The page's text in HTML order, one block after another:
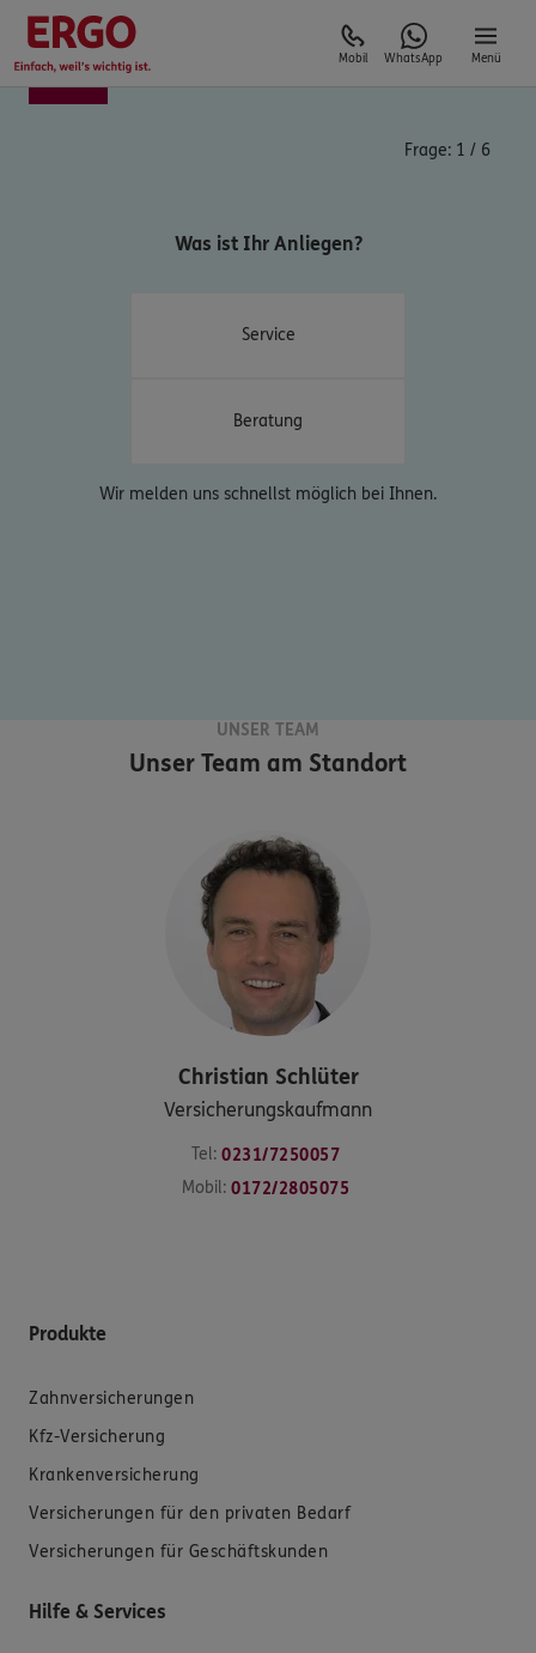
Mobil WhatsApp Menü
Frage: 1 / 6
Was ist Ihr Anliegen?
Service
Beratung
Wir melden uns schnellst möglich bei Ihnen.
UNSER TEAM
Unser Team am Standort
Christian Schlüter
Versicherungskaufmann
Tel: 0231/7250057
Mobil: 0172/2805075
Produkte
Zahnversicherungen
Kfz-Versicherung
Krankenversicherung
Versicherungen für den privaten Bedarf
Versicherungen für Geschäftskunden
Hilfe & Services